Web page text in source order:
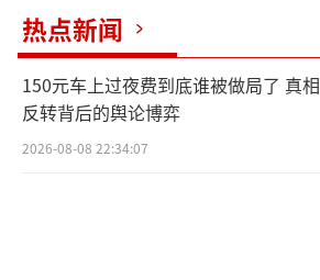
热点新闻
150元车上过夜费到底谁被做局了 真相
反转背后的舆论博弈
2026-08-08 22:34:07